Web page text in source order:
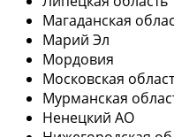
Магаданская
Марий Эл
Мордовия
Московская
Мурманская
Ненецкий АО